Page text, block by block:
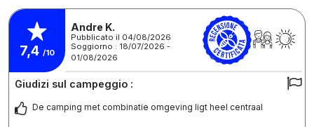
7,4 /10
Andre K.
Pubblicato il 04/08/2026
Soggiorno : 18/07/2026 -
01/08/2026
Giudizi sul campeggio :
De camping met combinatie omgeving ligt heel centraal